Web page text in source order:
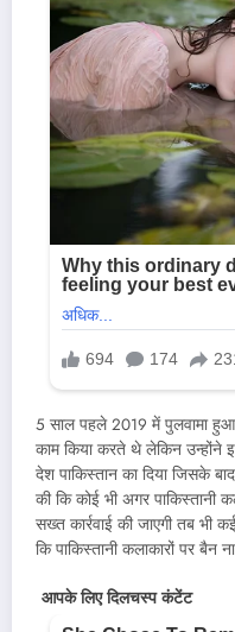
5 साल पहले 2019 में पुलवामा हुआ
काम किया करते थे लेकिन उन्होंने
देश पाकिस्तान का दिया जिसके
की कि कोई भी अगर पाकिस्तानी
सख्त कार्रवाई की जाएगी तब भी
कि पाकिस्तानी कलाकारों पर बैन